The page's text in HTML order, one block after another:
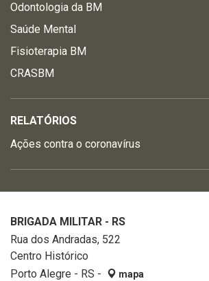
Odontologia da BM
Saúde Mental
Fisioterapia BM
CRASBM
RELATÓRIOS
Ações contra o coronavírus
BRIGADA MILITAR - RS
Rua dos Andradas, 522
Centro Histórico
Porto Alegre - RS -
mapa